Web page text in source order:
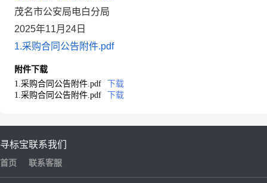
茂名市公安局电白分局
2025年11月24日
1.采购合同公告附件.pdf
附件下载
1.采购合同公告附件.pdf
下载
1.采购合同公告附件.pdf
下载
寻标宝
首页
联系我们
联系客服